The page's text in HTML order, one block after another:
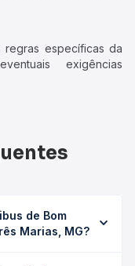
regras específicas da
exigências
de Bom
Marias, MG?